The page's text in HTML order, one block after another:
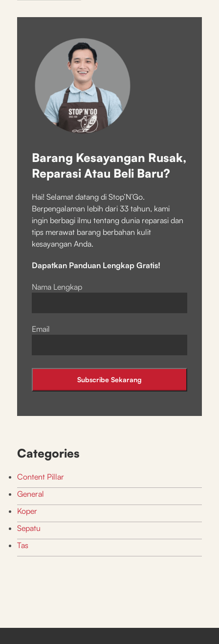
Barang Kesayangan Rusak,
Reparasi Atau Beli Baru?
Hai! Selamat datang di Stop’N’Go.
Berpengalaman lebih dari 33 tahun, kami
ingin berbagi ilmu tentang dunia reparasi dan
tips merawat barang berbahan kulit
kesayangan Anda.
Dapatkan Panduan Lengkap Gratis!
Nama Lengkap
Email
Categories
Content Pillar
General
Koper
Sepatu
Tas